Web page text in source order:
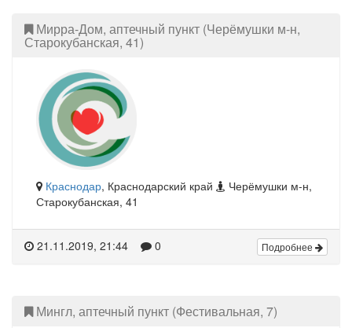
Мирра-Дом, аптечный пункт (Черёмушки м-н,
Старокубанская, 41)
Краснодар, Краснодарский край
Черёмушки м-н,
Старокубанская, 41
21.11.2019, 21:44 0 Подробнее
Мингл, аптечный пункт (Фестивальная, 7)